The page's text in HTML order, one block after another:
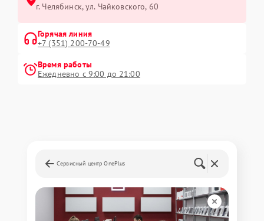
г. Челябинск, ул. Чайковского, 60
Горячая линия
+7 (351) 200-70-49
Время работы
Ежедневно с 9:00 до 21:00
Сервисный центр OnePlus